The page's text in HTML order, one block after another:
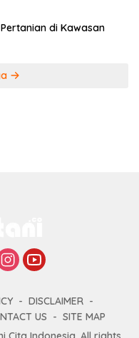
di Kawasan
DISCLAIMER
US
SITE MAP